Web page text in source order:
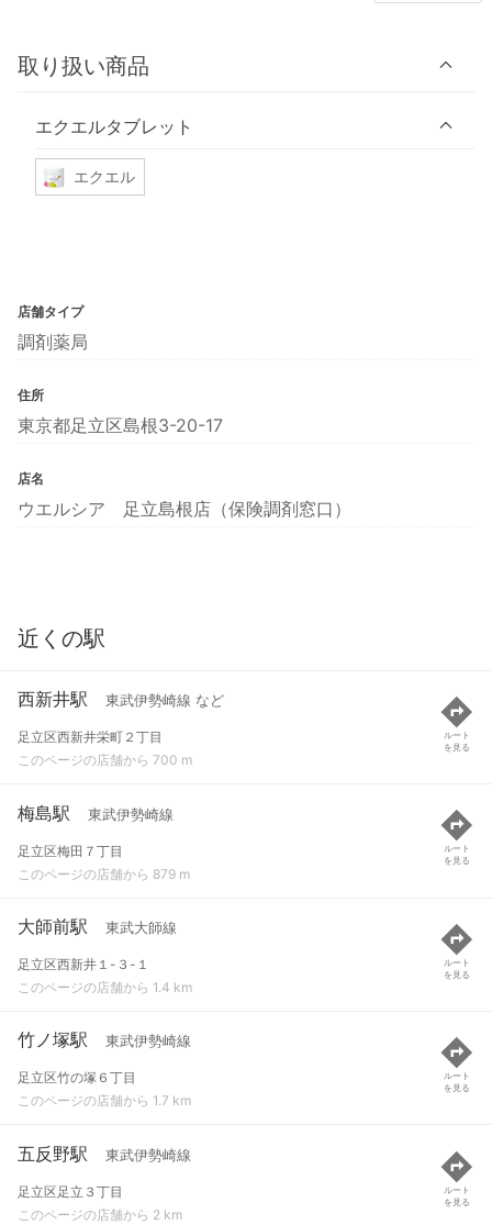
取り扱い商品
エクエルタブレット
エクエル
店舗タイプ
調剤薬局
住所
東京都足立区島根3-20-17
店名
ウエルシア 足立島根店（保険調剤窓口）
近くの駅
西新井駅 東武伊勢崎線 など
足立区西新井栄町２丁目
このページの店舗から 700 m
ルート
を見る
梅島駅 東武伊勢崎線
足立区梅田７丁目
このページの店舗から 879 m
ルート
を見る
大師前駅 東武大師線
足立区西新井１-３-１
このページの店舗から 1.4 km
ルート
を見る
竹ノ塚駅 東武伊勢崎線
足立区竹の塚６丁目
このページの店舗から 1.7 km
ルート
を見る
五反野駅 東武伊勢崎線
足立区足立３丁目
このページの店舗から 2 km
ルート
を見る